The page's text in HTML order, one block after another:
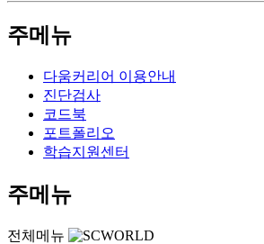
주메뉴
다움커리어 이용안내
진단검사
코드북
포트폴리오
학습지원센터
주메뉴
전체메뉴